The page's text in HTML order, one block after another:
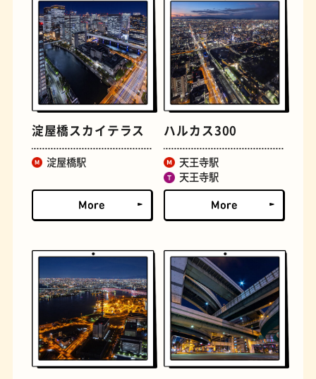
文学碑 ジェラート
ジューススタンド たまごサンド
淀屋橋スカイテラス
淀屋橋駅
ハルカス300
天王寺駅
天王寺駅